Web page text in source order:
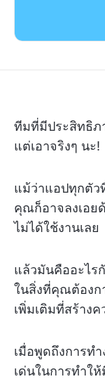
ทีมที่มีประสิทธิภ
แต่เอาจริงๆ นะ!
แม้ว่าแอปทุกตัว
คุณก็อาจลงเอย
ไม่ได้ใช้งานเลย
แล้วมันคืออะไร
ในสิ่งที่คุณต้องก
เพิ่มเติมที่สร้าง
เมื่อพูดถึงการท
เด่นในการทำใ